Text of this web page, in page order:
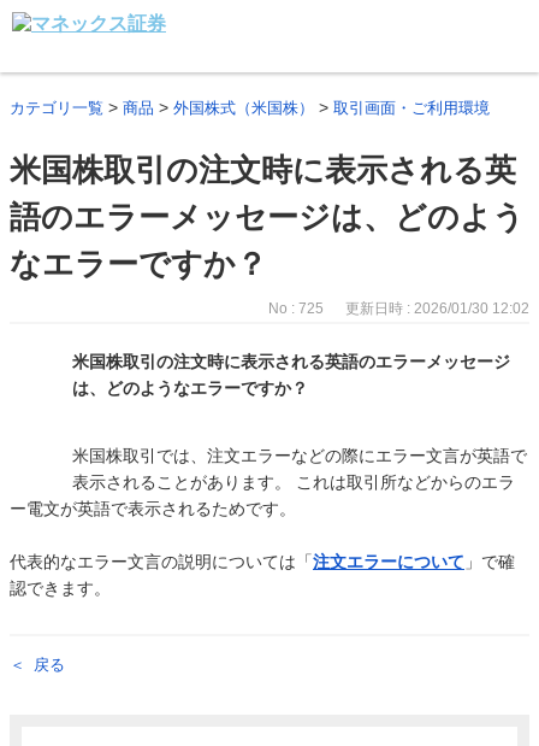
カテゴリ一覧 > 商品 > 外国株式（米国株） > 取引画面・ご利用環境
米国株取引の注文時に表示される英
語のエラーメッセージは、どのよう
なエラーですか？
No : 725 更新日時 : 2026/01/30 12:02
米国株取引の注文時に表示される英語のエラーメッセージ
は、どのようなエラーですか？
米国株取引では、注文エラーなどの際にエラー文言が英語で
表示されることがあります。 これは取引所などからのエラ
ー電文が英語で表示されるためです。
代表的なエラー文言の説明については「注文エラーについて 」で確
認できます。
戻る